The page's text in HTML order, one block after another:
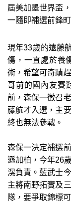
屆美加墨世界盃
一隨即補選前鋒
現年33歲的遠藤
傷，一直處於養
術，希望可奇蹟
哥前的國內友賽
前，森保一徵召
藤航才入選，主
終也無法參戰。
森保一決定補選
遜加柏，今年26
滉負責。藍武士
主將南野拓實及
隊，要爭取錦標